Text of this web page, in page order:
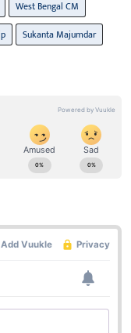
West Bengal CM
Sukanta Majumdar